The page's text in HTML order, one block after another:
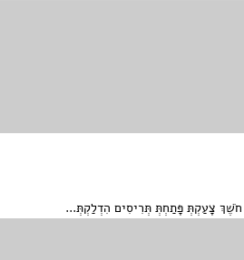
חֹשֶׁךְ צָעַקְתְּ פָּתַחְתְּ תְּרִיסִים הִדְלַקְתְּ...